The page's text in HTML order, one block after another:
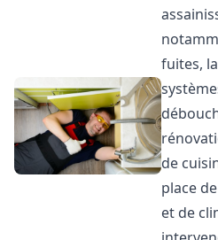
fuites,
de
place
et de